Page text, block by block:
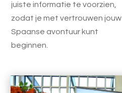
juiste informatie te voorzien,
zodat je met vertrouwen jouw
Spaanse avontuur kunt
beginnen.